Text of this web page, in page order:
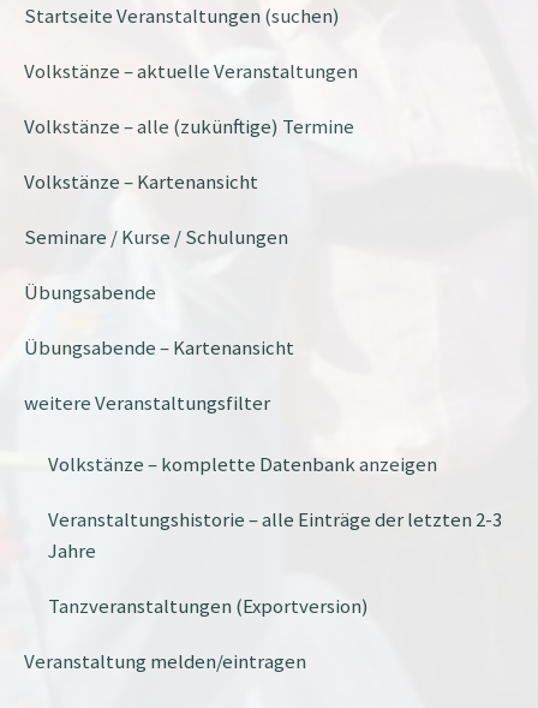
Startseite Veranstaltungen (suchen)
Volkstänze – aktuelle Veranstaltungen
Volkstänze – alle (zukünftige) Termine
Volkstänze – Kartenansicht
Seminare / Kurse / Schulungen
Übungsabende
Übungsabende – Kartenansicht
weitere Veranstaltungsfilter
Volkstänze – komplette Datenbank anzeigen
Veranstaltungshistorie – alle Einträge der letzten 2-3
Jahre
Tanzveranstaltungen (Exportversion)
Veranstaltung melden/eintragen